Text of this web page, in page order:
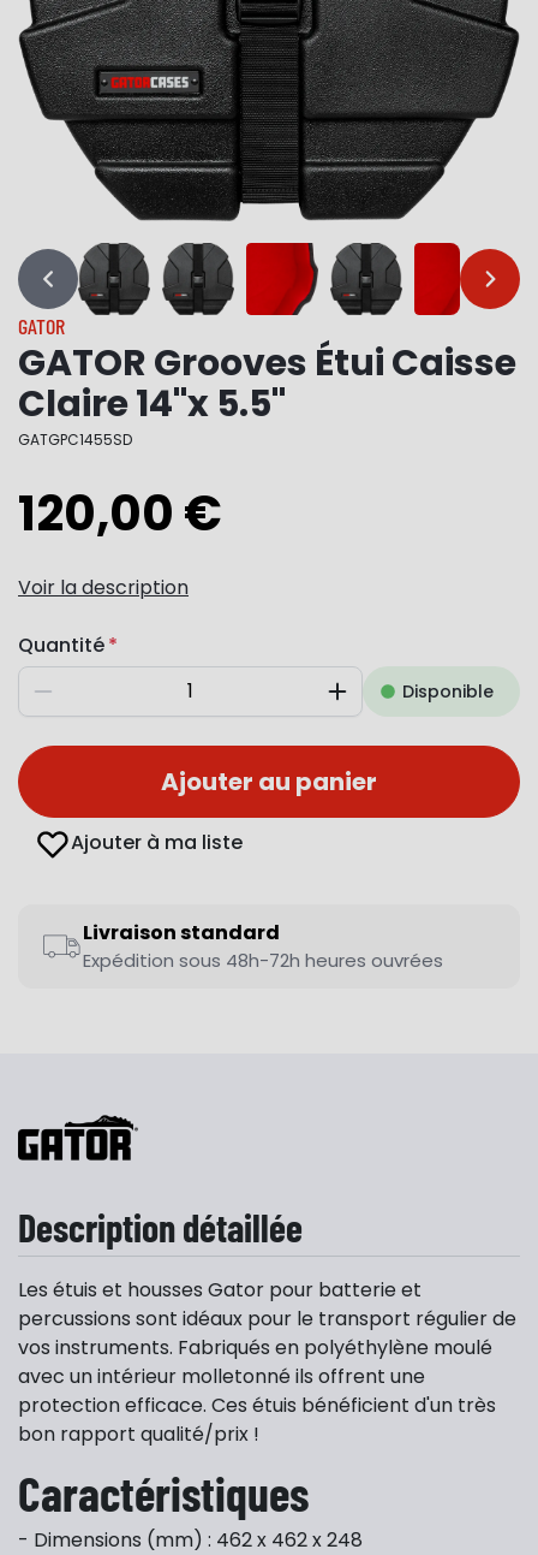
… …
GATOR
GATOR Grooves Étui Caisse
Claire 14"x 5.5"
GATGPC1455SD
120,00 €
Voir la description
Quantité
Diminuer AugmenterDisponible
Ajouter au panier
Ajouter à ma liste
Livraison standard
Expédition sous 48h-72h heures ouvrées
Description détaillée
Les étuis et housses Gator pour batterie et
percussions sont idéaux pour le transport régulier de
vos instruments. Fabriqués en polyéthylène moulé
avec un intérieur molletonné ils offrent une
protection efficace. Ces étuis bénéficient d'un très
bon rapport qualité/prix !
Caractéristiques
- Dimensions (mm) : 462 x 462 x 248